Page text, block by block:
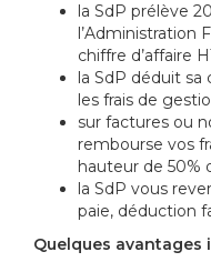
la SdP prélève
l’Administration
chiffre d’affaire
la SdP déduit sa
les frais de
sur factures ou
rembourse vos
hauteur de 50%
la SdP vous
paie, déduction
Quelques avantages